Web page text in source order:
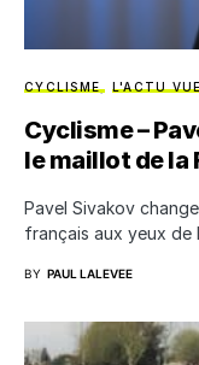
CYCLISME L'ACTU
Cyclisme –
le maillot de la
Pavel Sivakov
français aux yeux de
BY PAUL LALEVEE